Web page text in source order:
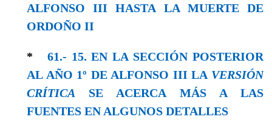
ALFONSO III HASTA LA MUERTE DE
ORDOÑO II
* 61.- 15. EN LA SECCIÓN POSTERIOR
AL AÑO 1º DE ALFONSO III LA VERSIÓN
CRÍTICA SE ACERCA MÁS A LAS
FUENTES EN ALGUNOS DETALLES